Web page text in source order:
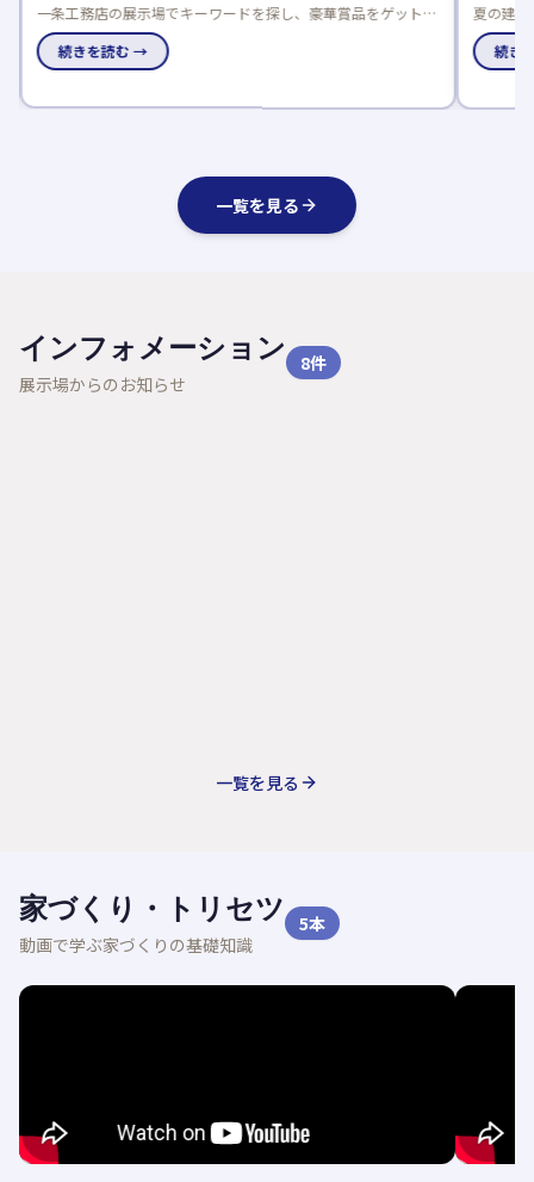
一条工務店の展示場でキーワードを探し、豪華賞品をゲットし
よう！応募は一人一回限り、当選発表は特設サイトと賞品お届
けで。続きを読む →
夏の建
談でさ
で、家電
続き
一覧を見る
インフォメーション
展示場からのお知らせ
8件
一覧を見る
家づくり・トリセツ
動画で学ぶ家づくりの基礎知識
5本